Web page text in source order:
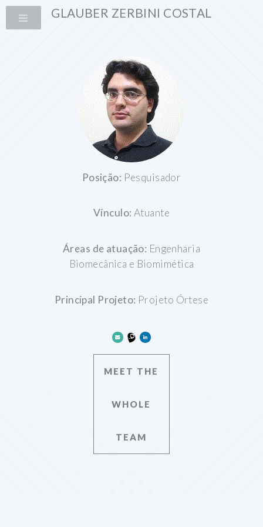
GLAUBER ZERBINI COSTAL
Posição: Pesquisador
Vínculo: Atuante
Áreas de atuação: Engenharia
Biomecânica e Biomimética
Principal Projeto: Projeto Órtese
MEET THE
WHOLE
TEAM